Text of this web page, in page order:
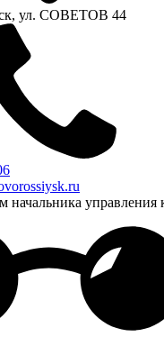
ул. СОВЕТОВ 44
управления